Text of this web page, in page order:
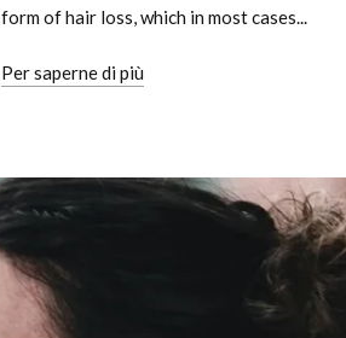
form of hair loss, which in most cases...
Per saperne di più